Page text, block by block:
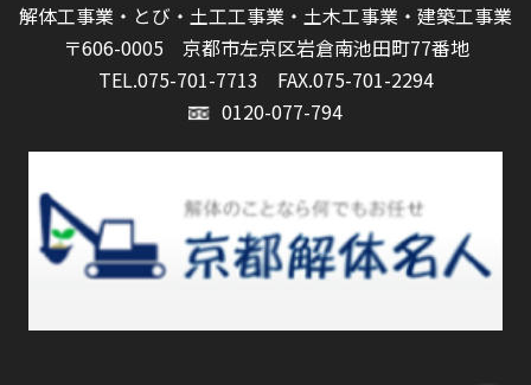
解体工事業・とび・土工工事業・土木工事業・建築工事業
〒606-0005 京都市左京区岩倉南池田町77番地
TEL.075-701-7713 FAX.075-701-2294
0120-077-794